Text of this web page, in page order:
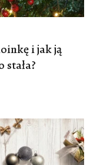
i jak ją
stała?